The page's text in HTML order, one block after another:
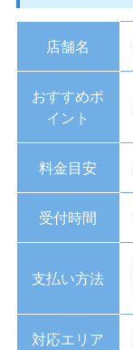
店舗名
おすすめポ
イント
料金目安
受付時間
支払い方法
対応エリア